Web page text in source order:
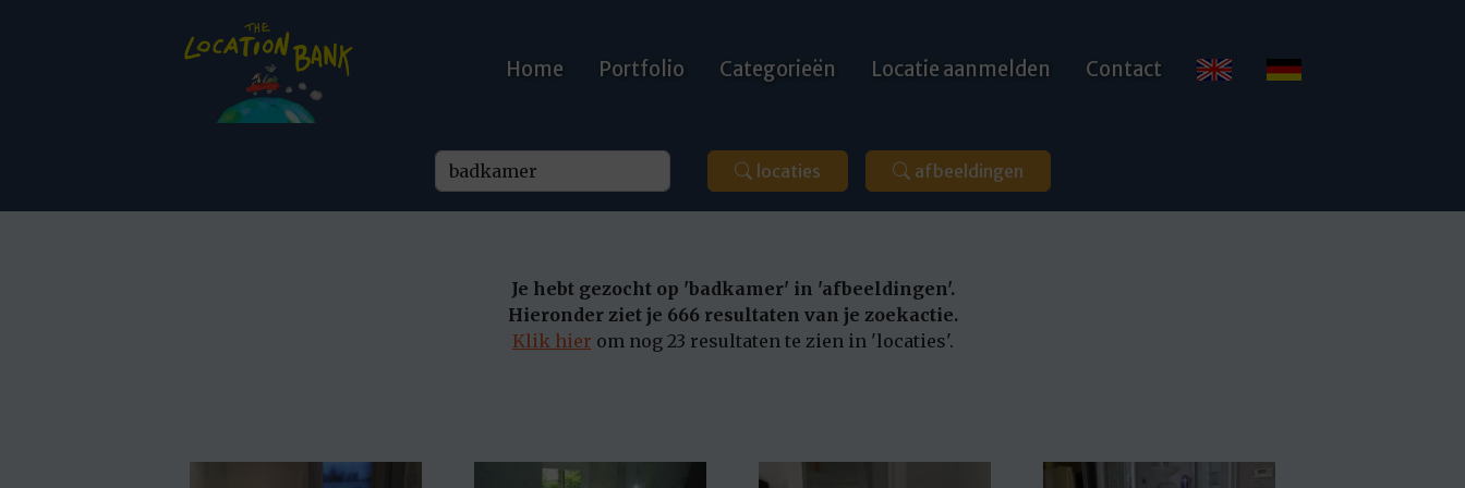
Home Portfolio Categorieën Locatie aanmelden Contact
locaties afbeeldingen
Je hebt gezocht op 'badkamer' in 'afbeeldingen'.
Hieronder ziet je 666 resultaten van je zoekactie.
Klik hier om nog 23 resultaten te zien in 'locaties'.